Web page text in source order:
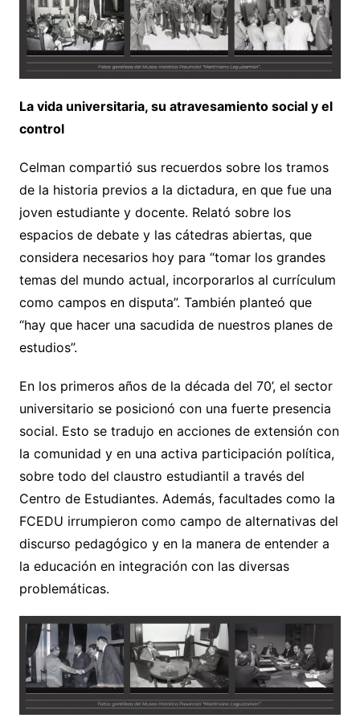
La vida universitaria, su atravesamiento social y el
control
Celman compartió sus recuerdos sobre los tramos
de la historia previos a la dictadura, en que fue una
joven estudiante y docente. Relató sobre los
espacios de debate y las cátedras abiertas, que
considera necesarios hoy para “tomar los grandes
temas del mundo actual, incorporarlos al currículum
como campos en disputa”. También planteó que
“hay que hacer una sacudida de nuestros planes de
estudios”.
En los primeros años de la década del 70’, el sector
universitario se posicionó con una fuerte presencia
social. Esto se tradujo en acciones de extensión con
la comunidad y en una activa participación política,
sobre todo del claustro estudiantil a través del
Centro de Estudiantes. Además, facultades como la
FCEDU irrumpieron como campo de alternativas del
discurso pedagógico y en la manera de entender a
la educación en integración con las diversas
problemáticas.